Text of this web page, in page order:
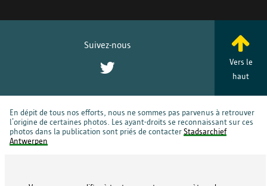
Suivez-nous
Twitter
Vers le
haut
En dépit de tous nos efforts, nous ne sommes pas parvenus à retrouver
l’origine de certaines photos. Les ayant-droits se reconnaissant sur ces
photos dans la publication sont priés de contacterStadsarchief
Antwerpen